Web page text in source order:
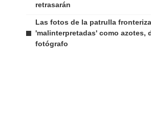
retrasarán
Las fotos de la patrulla
'malinterpretadas' como azotes,
fotógrafo